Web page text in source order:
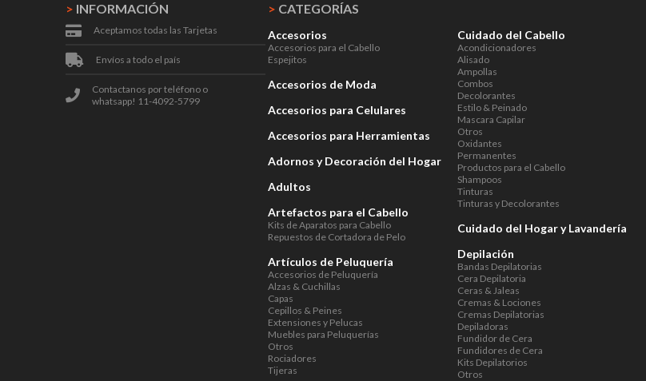
> INFORMACIÓN
Aceptamos todas las Tarjetas
Envíos a todo el país
Contactanos por teléfono o
whatsapp! 11-4092-5799
> CATEGORÍAS
Accesorios
Accesorios para el Cabello
Espejitos
Accesorios de Moda
Accesorios para Celulares
Accesorios para Herramientas
Adornos y Decoración del Hogar
Adultos
Artefactos para el Cabello
Kits de Aparatos para Cabello
Repuestos de Cortadora de Pelo
Artículos de Peluquería
Accesorios de Peluquería
Alzas & Cuchillas
Capas
Cepillos & Peines
Extensiones y Pelucas
Muebles para Peluquerías
Otros
Rociadores
Tijeras
Cuidado del Cabello
Acondicionadores
Alisado
Ampollas
Combos
Decolorantes
Estilo & Peinado
Mascara Capilar
Otros
Oxidantes
Permanentes
Productos para el Cabello
Shampoos
Tinturas
Tinturas y Decolorantes
Cuidado del Hogar y Lavandería
Depilación
Bandas Depilatorias
Cera Depilatoria
Ceras & Jaleas
Cremas & Lociones
Cremas Depilatorias
Depiladoras
Fundidor de Cera
Fundidores de Cera
Kits Depilatorios
Otros